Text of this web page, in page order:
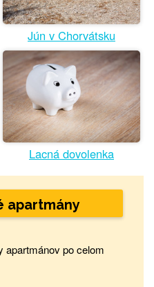
Jún v Chorvátsku
Lacná dovolenka
apartmány
apartmánov po celom